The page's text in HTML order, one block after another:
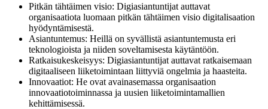
Pitkän tähtäimen visio: Digiasiantuntijat auttavat
organisaatiota luomaan pitkän tähtäimen visio digitalisaation
hyödyntämisestä.
Asiantuntemus: Heillä on syvällistä asiantuntemusta eri
teknologioista ja niiden soveltamisesta käytäntöön.
Ratkaisukeskeisyys: Digiasiantuntijat auttavat ratkaisemaan
digitaaliseen liiketoimintaan liittyviä ongelmia ja haasteita.
Innovaatiot: He ovat avainasemassa organisaation
innovaatiotoiminnassa ja uusien liiketoimintamallien
kehittämisessä.